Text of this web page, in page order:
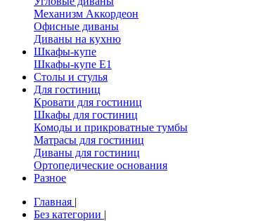
Механизм Аккордеон
Офисные диваны
Диваны на кухню
Шкафы-купе
Шкафы-купе Е1
Столы и стулья
Для гостиниц
Кровати для гостиниц
Шкафы для гостиниц
Комоды и прикроватные тумбы
Матрасы для гостиниц
Диваны для гостиниц
Ортопедические основания
Разное
Главная |
Без категории |